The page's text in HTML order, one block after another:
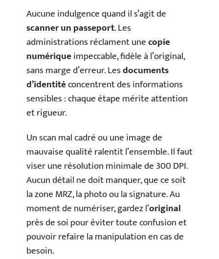
Aucune indulgence quand il s’agit de
scanner un passeport. Les
administrations réclament unecopie
numériqueimpeccable, fidèle à l’original,
sans marge d’erreur. Lesdocuments
d’identitéconcentrent des informations
sensibles : chaque étape mérite attention
et rigueur.
Un scan mal cadré ou une image de
mauvaise qualité ralentit l’ensemble. Il faut
viser une résolution minimale de 300 DPI.
Aucun détail ne doit manquer, que ce soit
la zone MRZ, la photo ou la signature. Au
moment de numériser, gardez l’original
près de soi pour éviter toute confusion et
pouvoir refaire la manipulation en cas de
besoin.